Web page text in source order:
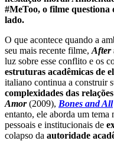
#MeToo, o filme
lado.
O que acontece quando a
seu mais recente filme, After
luz sobre esse conflito e os
estruturas acadêmicas de
italiano continua a construir
complexidades das
Amor(2009), Bones and All
entanto, ele aborda um tema
pessoais e institucionais de
colapso da autoridade